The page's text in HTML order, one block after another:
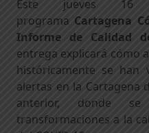
Este jueves 16
programa Cartagena
Informe de Calidad
entrega explicará cómo
históricamente se han
alertas en la Cartagena
anterior, donde
transformaciones a la